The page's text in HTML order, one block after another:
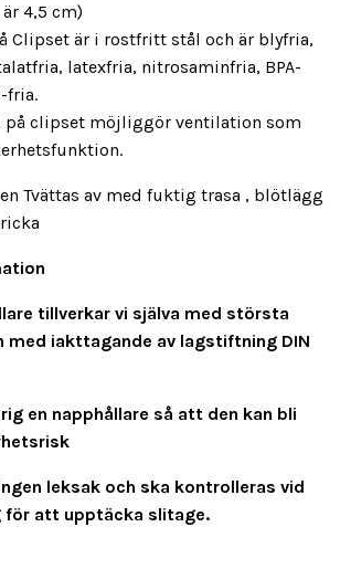
4,5 cm)
Clipset är i rostfritt stål och är blyfria,
latexfria, nitrosaminfria, BPA-
fria.
på clipset möjliggör ventilation som
av med fuktig trasa , blötlägg
tillverkar vi själva med största
med iakttagande av lagstiftning DIN
en napphållare så att den kan bli
leksak och ska kontrolleras vid
för att upptäcka slitage.